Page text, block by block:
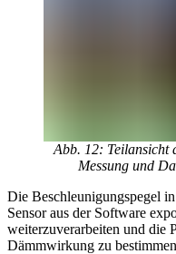
Abb. 12: Teilansicht
Messung und
Die Beschleunigungspegel
Sensor aus der Software
weiterzuverarbeiten und die
Dämmwirkung zu